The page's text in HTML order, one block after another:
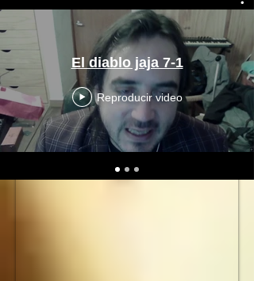
El diablo jaja 7-1
Reproducir video